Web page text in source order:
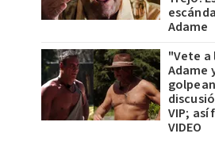
Adame
"Vete a
Adame
VIP; así
VIDEO